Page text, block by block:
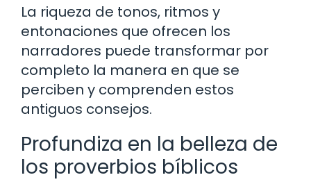
La riqueza de tonos, ritmos y
entonaciones que ofrecen los
narradores puede transformar por
completo la manera en que se
perciben y comprenden estos
antiguos consejos.
Profundiza en la belleza de
los proverbios bíblicos